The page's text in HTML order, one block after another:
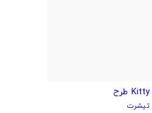
Kitty طرح
تیشرت